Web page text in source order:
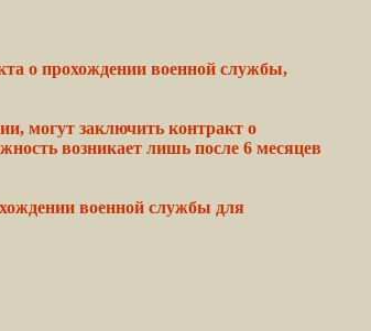
о прохождении военной службы,
могут заключить контракт о
возникает лишь после 6 месяцев
военной службы для